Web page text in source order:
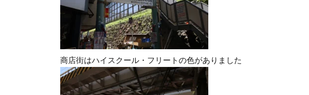
商店街はハイスクール・フリートの色がありました